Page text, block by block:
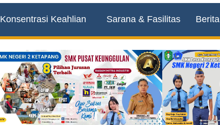
Konsentrasi Keahlian Sarana & Fasilitas Berita